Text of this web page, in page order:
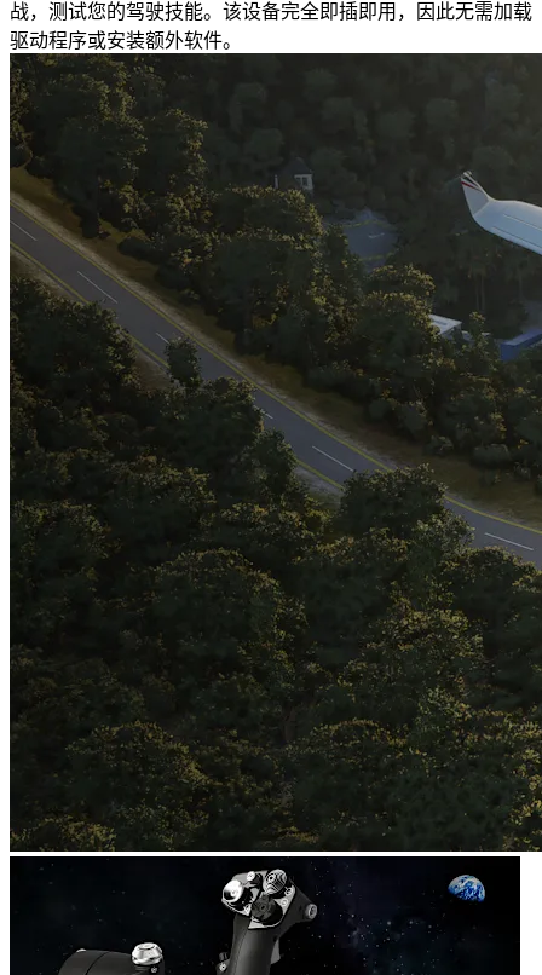
战，测试您的驾驶技能。该设备完全即插即用，因此无需加载
驱动程序或安装额外软件。